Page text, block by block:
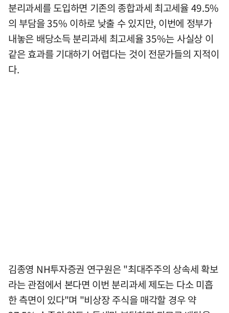
분리과세를 도입하면 기존의 종합과세 최고세율 49.5%
의 부담을 35% 이하로 낮출 수 있지만, 이번에 정부가
내놓은 배당소득 분리과세 최고세율 35%는 사실상 이
같은 효과를 기대하기 어렵다는 것이 전문가들의 지적이
다.
김종영 NH투자증권 연구원은 "최대주주의 상속세 확보
라는 관점에서 본다면 이번 분리과세 제도는 다소 미흡
한 측면이 있다"며 "비상장 주식을 매각할 경우 약